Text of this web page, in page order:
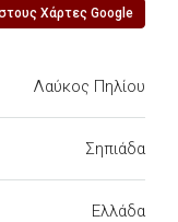
Χάρτες Google
Λαύκος Πηλίου
Σηπιάδα
Ελλάδα